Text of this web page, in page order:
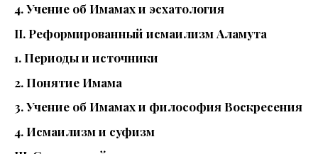
4. Учение об Имамах и эсхатология
II. Реформированный исмаилизм Аламута
1. Периоды и источники
2. Понятие Имама
3. Учение об Имамах и философия Воскресения
4. Исмаилизм и суфизм